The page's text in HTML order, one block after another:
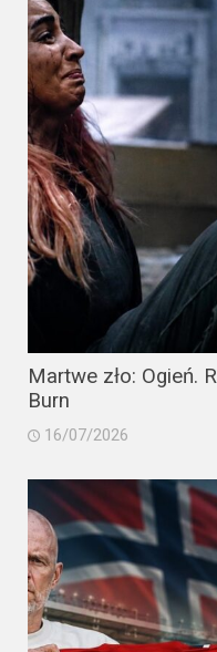
Martwe zło: Ogień.
Burn
16/07/2026